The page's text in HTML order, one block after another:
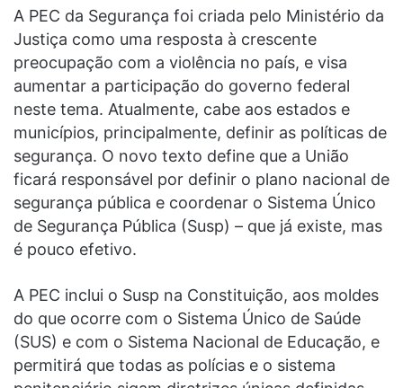
A PEC da Segurança foi criada pelo Ministério da
Justiça como uma resposta à crescente
preocupação com a violência no país, e visa
aumentar a participação do governo federal
neste tema. Atualmente, cabe aos estados e
municípios, principalmente, definir as políticas de
segurança. O novo texto define que a União
ficará responsável por definir o plano nacional de
segurança pública e coordenar o Sistema Único
de Segurança Pública (Susp) – que já existe, mas
é pouco efetivo.
A PEC inclui o Susp na Constituição, aos moldes
do que ocorre com o Sistema Único de Saúde
(SUS) e com o Sistema Nacional de Educação, e
permitirá que todas as polícias e o sistema